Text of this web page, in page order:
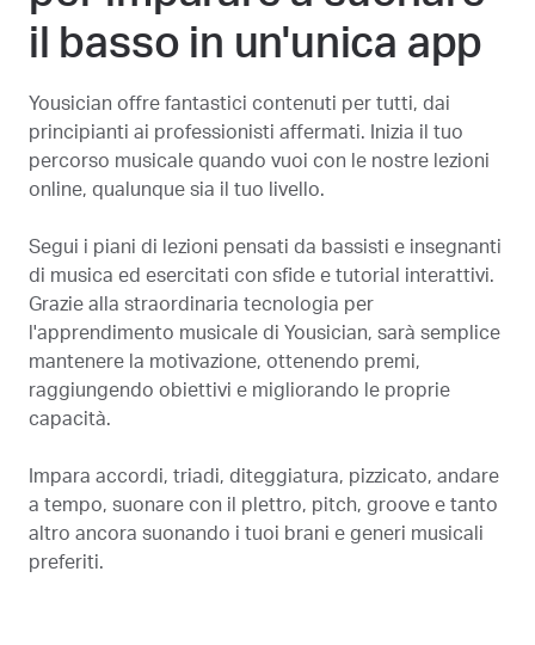
il basso in un'unica app
Yousician offre fantastici contenuti per tutti, dai
principianti ai professionisti affermati. Inizia il tuo
percorso musicale quando vuoi con le nostre lezioni
online, qualunque sia il tuo livello.
Segui i piani di lezioni pensati da bassisti e insegnanti
di musica ed esercitati con sfide e tutorial interattivi.
Grazie alla straordinaria tecnologia per
l'apprendimento musicale di Yousician, sarà semplice
mantenere la motivazione, ottenendo premi,
raggiungendo obiettivi e migliorando le proprie
capacità.
Impara accordi, triadi, diteggiatura, pizzicato, andare
a tempo, suonare con il plettro, pitch, groove e tanto
altro ancora suonando i tuoi brani e generi musicali
preferiti.